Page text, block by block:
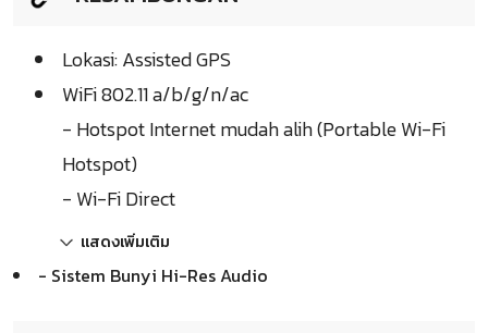
Lokasi: Assisted GPS
WiFi 802.11 a/b/g/n/ac
- Hotspot Internet mudah alih (Portable Wi-Fi
Hotspot)
- Wi-Fi Direct
แสดงเพิ่มเติม
- Sistem Bunyi Hi-Res Audio